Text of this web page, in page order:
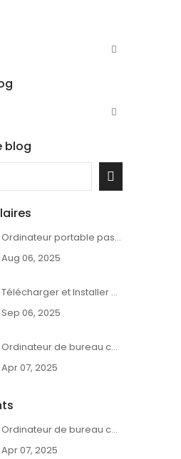
blog
Ordinateur portable pas cher et puissant – Dell, HP, Lenovo
Aug 06, 2025
Télécharger et Installer Windows 11 - Guide Complet
Sep 06, 2025
Ordinateur de bureau complet HP, Dell ou Lenovo pas cher
Apr 07, 2025
Ordinateur de bureau complet HP, Dell ou Lenovo pas cher
Apr 07, 2025